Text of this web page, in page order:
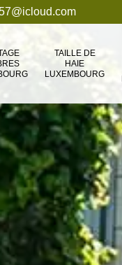
TAILLE DE
HAIE
LUXEMBOURG